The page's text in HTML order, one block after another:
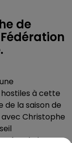
de
à cette
la saison de
Christophe
tête de la